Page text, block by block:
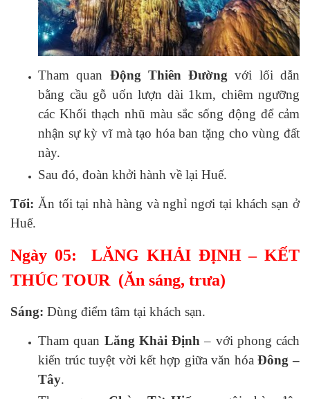
Tham quan Động Thiên Đường với lối dẫn
bằng cầu gỗ uốn lượn dài 1km, chiêm ngưỡng
các Khối thạch nhũ màu sắc sống động để cảm
nhận sự kỳ vĩ mà tạo hóa ban tặng cho vùng đất
này.
Sau đó, đoàn khởi hành về lại Huế.
Tối: Ăn tối tại nhà hàng và nghỉ ngơi tại khách sạn ở
Huế.
Ngày 05: LĂNG KHẢI ĐỊNH – KẾT
THÚC TOUR (Ăn sáng, trưa)
Sáng: Dùng điểm tâm tại khách sạn.
Tham quan Lăng Khải Định – với phong cách
kiến trúc tuyệt vời kết hợp giữa văn hóaĐông –
Tây.